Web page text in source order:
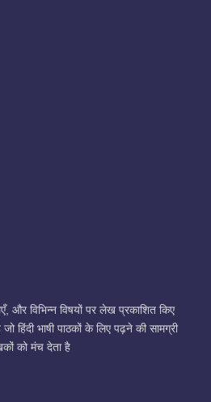
और विभिन्न विषयों पर लेख प्रकाशित किए
भाषी पाठकों के लिए पढ़ने की सामग्री
को मंच देता है